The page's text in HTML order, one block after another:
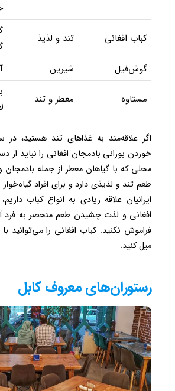
کباب افغانی تند و لذیذ
گوش‌فیل
شیرین
مستاوه معطر و تند
اگر علاقه‌مند به غذاهای تند هستید،
خوردن بورانی بادمجان افغانی را نباید
محلی که با گیاهان معطر از جمله بادمجان
طعم تند و لذیذی دارد و برای افراد
ایرانیان علاقه زیادی به انواع کباب
افغانی و لذت چشیدن طعم منحصر به فرد
فراموش نکنید. کباب افغانی را می‌توانید
میل کنید.
رستوران‌های معروف کابل